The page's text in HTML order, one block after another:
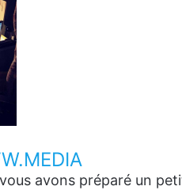
avons préparé un